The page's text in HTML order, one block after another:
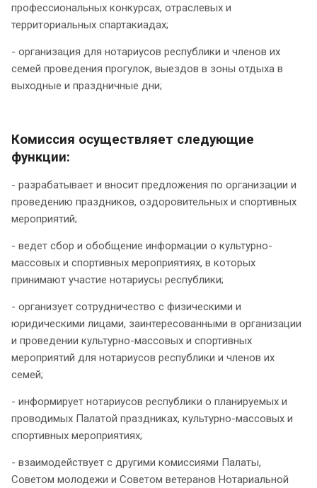
профессиональных конкурсах, отраслевых и
территориальных спартакиадах;
- организация для нотариусов республики и членов их
семей проведения прогулок, выездов в зоны отдыха в
выходные и праздничные дни;
Комиссия осуществляет следующие
функции:
- разрабатывает и вносит предложения по организации и
проведению праздников, оздоровительных и спортивных
мероприятий;
- ведет сбор и обобщение информации о культурно-
массовых и спортивных мероприятиях, в которых
принимают участие нотариусы республики;
- организует сотрудничество с физическими и
юридическими лицами, заинтересованными в организации
и проведении культурно-массовых и спортивных
мероприятий для нотариусов республики и членов их
семей;
- информирует нотариусов республики о планируемых и
проводимых Палатой праздниках, культурно-массовых и
спортивных мероприятиях;
- взаимодействует с другими комиссиями Палаты,
Советом молодежи и Советом ветеранов Нотариальной